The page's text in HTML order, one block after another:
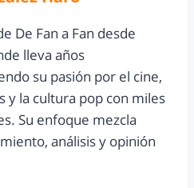
De Fan a Fan desde
lleva años
su pasión por el cine,
y la cultura pop con miles
Su enfoque mezcla
análisis y opinión